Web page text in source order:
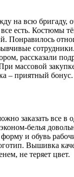
на всю бригаду,
есть. Костюмы
Понравилось
рассказали
массовой
– приятный бонус.
заказать все в
белья
и обувь
Вышивка
не теряет цвет.